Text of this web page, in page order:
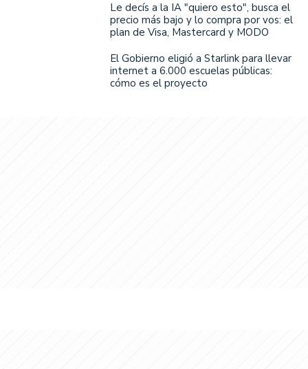
Le decís a la IA "quiero esto", busca el
precio más bajo y lo compra por vos: el
plan de Visa, Mastercard y MODO
El Gobierno eligió a Starlink para llevar
internet a 6.000 escuelas públicas:
cómo es el proyecto